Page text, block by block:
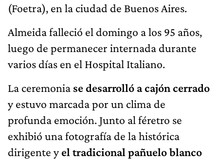
(Foetra), en la ciudad de Buenos Aires.
Almeida falleció el domingo a los 95 años,
luego de permanecer internada durante
varios días en el Hospital Italiano.
La ceremonia se desarrolló a cajón cerrado
y estuvo marcada por un clima de
profunda emoción. Junto al féretro se
exhibió una fotografía de la histórica
dirigente yel tradicional pañuelo blanco